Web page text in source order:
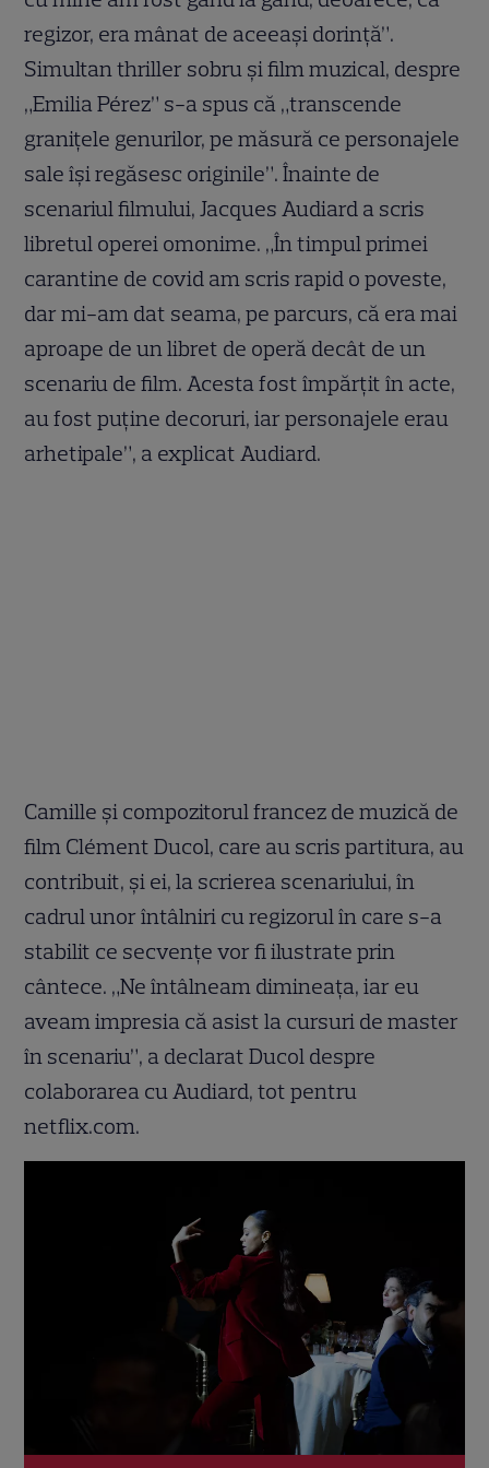
regizor, era mânat de aceeași dorință”.
Simultan thriller sobru și film muzical, despre
„Emilia Pérez” s-a spus că „transcende
granițele genurilor, pe măsură ce personajele
sale își regăsesc originile”. Înainte de
scenariul filmului, Jacques Audiard a scris
libretul operei omonime. „În timpul primei
carantine de covid am scris rapid o poveste,
dar mi-am dat seama, pe parcurs, că era mai
aproape de un libret de operă decât de un
scenariu de film. Acesta fost împărțit în acte,
au fost puține decoruri, iar personajele erau
arhetipale”, a explicat Audiard.
Camille și compozitorul francez de muzică de
film Clément Ducol, care au scris partitura, au
contribuit, și ei, la scrierea scenariului, în
cadrul unor întâlniri cu regizorul în care s-a
stabilit ce secvențe vor fi ilustrate prin
cântece. „Ne întâlneam dimineața, iar eu
aveam impresia că asist la cursuri de master
în scenariu”, a declarat Ducol despre
colaborarea cu Audiard, tot pentru
netflix.com.